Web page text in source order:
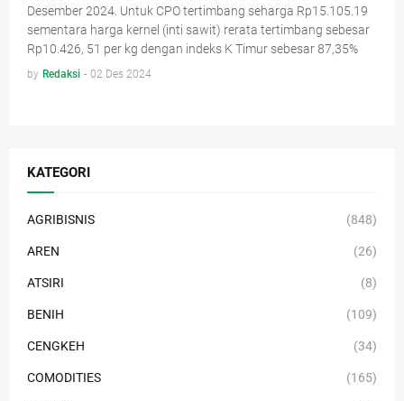
Desember 2024. Untuk CPO tertimbang seharga Rp15.105.19
sementara harga kernel (inti sawit) rerata tertimbang sebesar
Rp10.426, 51 per kg dengan indeks K Timur sebesar 87,35%
by Redaksi - 02 Des 2024
KATEGORI
AGRIBISNIS (848)
AREN (26)
ATSIRI (8)
BENIH (109)
CENGKEH (34)
COMODITIES (165)